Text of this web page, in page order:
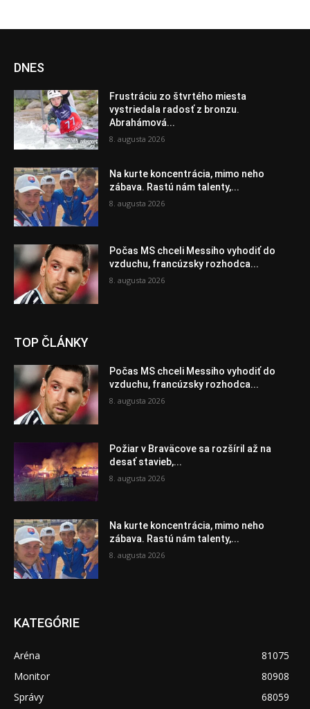
DNES
Frustráciu zo štvrtého miesta
vystriedala radosť z bronzu.
Abrahámová...
8. augusta 2026
Na kurte koncentrácia, mimo neho
zábava. Rastú nám talenty,...
8. augusta 2026
Počas MS chceli Messiho vyhodiť do
vzduchu, francúzsky rozhodca...
8. augusta 2026
TOP ČLÁNKY
Počas MS chceli Messiho vyhodiť do
vzduchu, francúzsky rozhodca...
8. augusta 2026
Požiar v Braväcove sa rozšíril až na
desať stavieb,...
8. augusta 2026
Na kurte koncentrácia, mimo neho
zábava. Rastú nám talenty,...
8. augusta 2026
KATEGÓRIE
Aréna
81075
Monitor
80908
Správy
68059